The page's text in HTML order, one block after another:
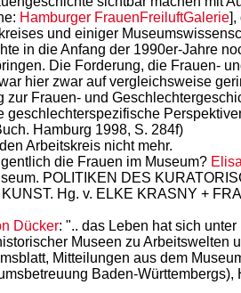
Hamburger FrauenFreiluftGalerie],
und einiger
in die Anfang der 1990er-Jahre
Die Forderung, die Frauen-
hier zwar auf vergleichsweise
zur Frauen- und
geschlechterspezifische
Hamburg 1998, S. 284f)
Arbeitskreis nicht mehr.
die Frauen im Museum?
POLITIKEN DES
Hg. v. ELKE KRASNY +
Dücker: ".. das Leben hat sich
Museen zu Arbeitswelten
Mitteilungen aus dem
Baden-Württembergs),